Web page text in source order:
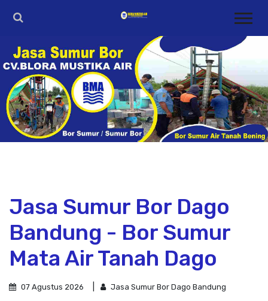
Jasa Sumur Bor Dago
Bandung - Bor Sumur
Mata Air Tanah Dago
07 Agustus 2026 Jasa Sumur Bor Dago Bandung